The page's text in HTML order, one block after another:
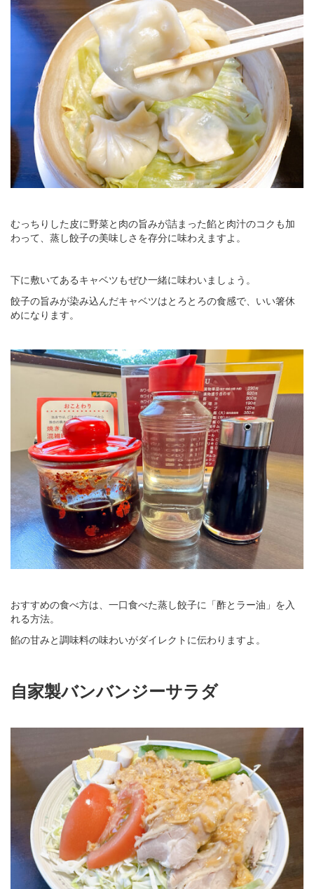
むっちりした皮に野菜と肉の旨みが詰まった餡と肉汁のコクも加
わって、蒸し餃子の美味しさを存分に味わえますよ。
下に敷いてあるキャベツもぜひ一緒に味わいましょう。
餃子の旨みが染み込んだキャベツはとろとろの食感で、いい箸休
めになります。
おすすめの食べ方は、一口食べた蒸し餃子に「酢とラー油」を入
れる方法。
餡の甘みと調味料の味わいがダイレクトに伝わりますよ。
自家製バンバンジーサラダ